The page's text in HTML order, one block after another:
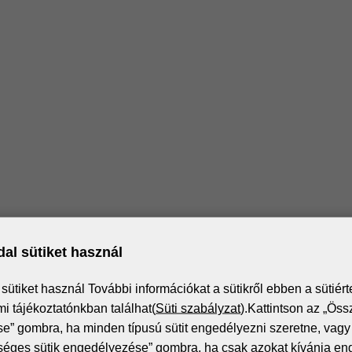
Iratkozz fel a hírlevélre!
nyomtatás világának legfrissebb eseményeiről és
sütiket használ
használ További információkat a sütikről ebben a
tájékoztatónkban találhat(Süti szabályzat).Kattintson az
gombra, ha minden típusú sütit engedélyezni szeretne,
sütik engedélyezése” gombra, ha csak azokat kívánja